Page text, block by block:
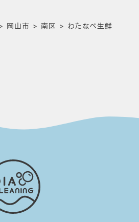
岡山市 > 南区 > わたなべ生鮮